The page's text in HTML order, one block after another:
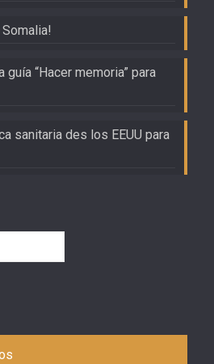
Somalia!
guía “Hacer memoria” para
sanitaria des los EEUU para